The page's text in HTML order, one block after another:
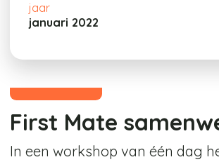
jaar
januari 2022
First Mate
In een workshop van één dag